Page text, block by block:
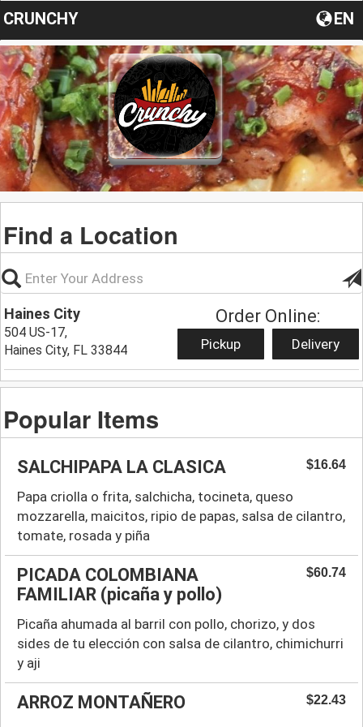
CRUNCHY EN
Find a Location
Haines City
504 US-17,
Haines City, FL 33844
Order Online:
Pickup Delivery
Popular Items
SALCHIPAPA LA CLASICA $16.64
Papa criolla o frita, salchicha, tocineta, queso
mozzarella, maicitos, ripio de papas, salsa de cilantro,
tomate, rosada y piña
PICADA COLOMBIANA
FAMILIAR (picaña y pollo)
$60.74
Picaña ahumada al barril con pollo, chorizo, y dos
sides de tu elección con salsa de cilantro, chimichurri
y aji
ARROZ MONTAÑERO $22.43